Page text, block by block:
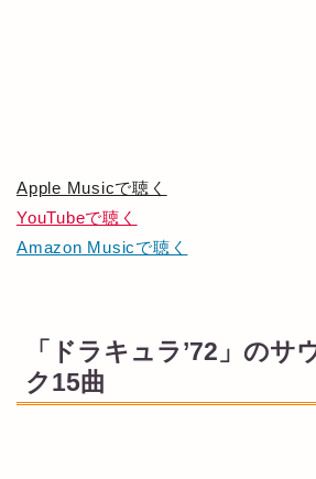
Apple Musicで聴く
YouTubeで聴く
Amazon Musicで聴く
「ドラキュラ’72」のサ
ク15曲